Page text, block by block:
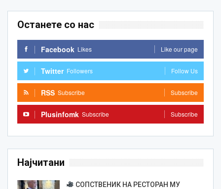
Останете со нас
Facebook Likes Like our page
Twitter Followers Follow Us
RSS Subscribe Subscribe
Plusinfomk Subscribe Subscribe
Најчитани
СОПСТВЕНИК НА РЕСТОРАН МУ